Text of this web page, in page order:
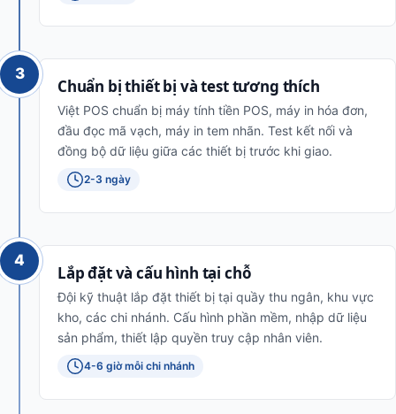
3
Chuẩn bị thiết bị và test tương thích
Việt POS chuẩn bị máy tính tiền POS, máy in hóa đơn,
đầu đọc mã vạch, máy in tem nhãn. Test kết nối và
đồng bộ dữ liệu giữa các thiết bị trước khi giao.
2-3 ngày
4
Lắp đặt và cấu hình tại chỗ
Đội kỹ thuật lắp đặt thiết bị tại quầy thu ngân, khu vực
kho, các chi nhánh. Cấu hình phần mềm, nhập dữ liệu
sản phẩm, thiết lập quyền truy cập nhân viên.
4-6 giờ mỗi chi nhánh